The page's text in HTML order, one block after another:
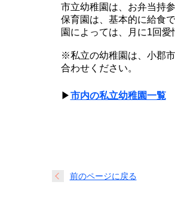
市立幼稚園は、お弁当持参
保育園は、基本的に給食
園によっては、月に1回愛
※私立の幼稚園は、小郡
合わせください。
▶市内の私立幼稚園一覧
前のページに戻る